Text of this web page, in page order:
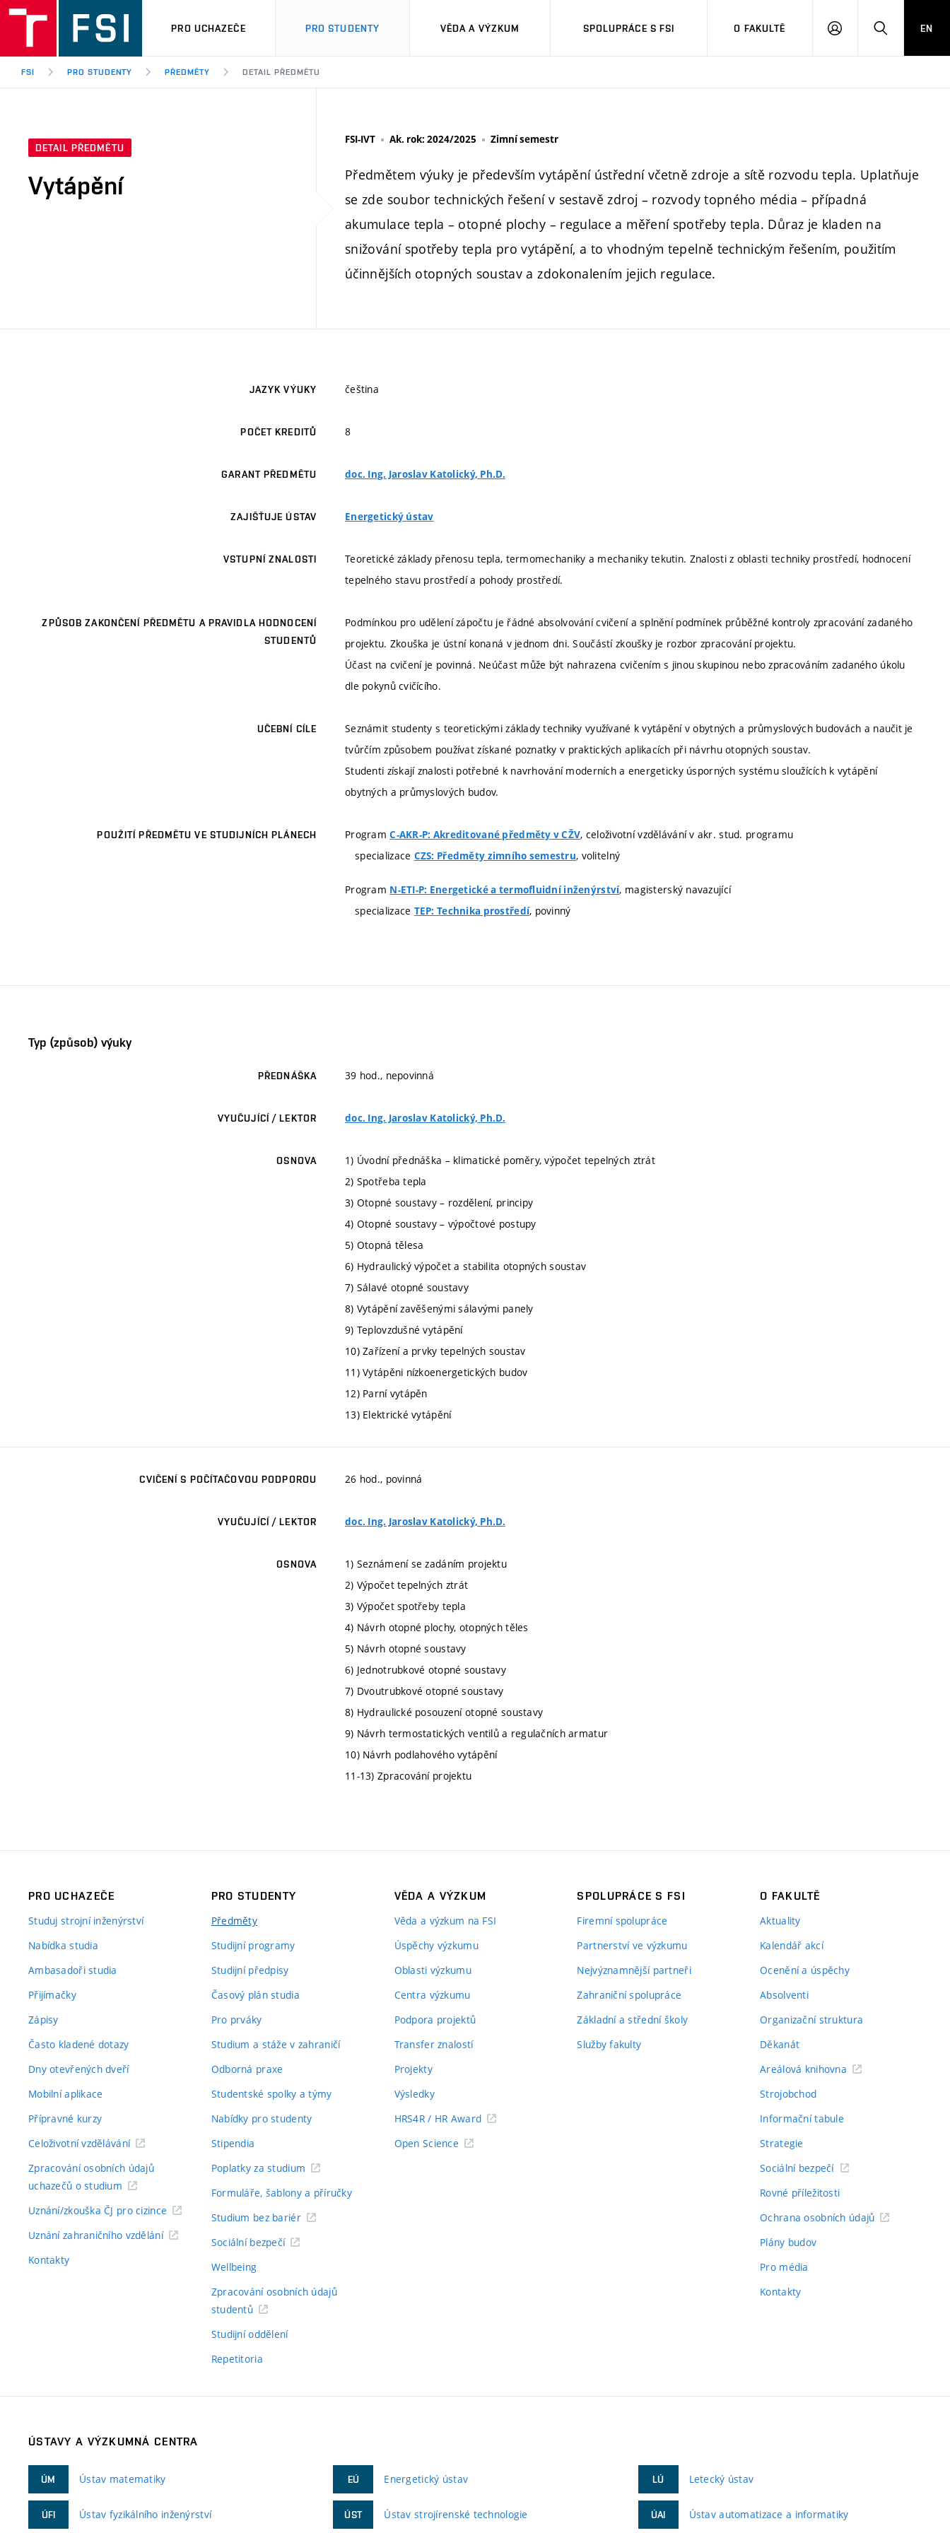
PRO UCHAZEČE PRO STUDENTY VĚDA A VÝZKUM SPOLUPRÁCE S FSI O FAKULTĚ
PŘIHLÁŠENÍHLEDAT
EN
FSI PRO STUDENTY PŘEDMĚTY DETAIL PŘEDMĚTU
DETAIL PŘEDMĚTU
Vytápění
FSI-IVT Ak. rok: 2024/2025 Zimní semestr
Předmětem výuky je především vytápění ústřední včetně zdroje a sítě rozvodu tepla. Uplatňuje
se zde soubor technických řešení v sestavě zdroj – rozvody topného média – případná
akumulace tepla – otopné plochy – regulace a měření spotřeby tepla. Důraz je kladen na
snižování spotřeby tepla pro vytápění, a to vhodným tepelně technickým řešením, použitím
účinnějších otopných soustav a zdokonalením jejich regulace.
JAZYK VÝUKY čeština
POČET KREDITŮ 8
GARANT PŘEDMĚTU doc. Ing. Jaroslav Katolický, Ph.D.
ZAJIŠŤUJE ÚSTAV Energetický ústav
VSTUPNÍ ZNALOSTI
Teoretické základy přenosu tepla, termomechaniky a mechaniky tekutin. Znalosti z oblasti techniky prostředí, hodnocení
tepelného stavu prostředí a pohody prostředí.
ZPŮSOB ZAKONČENÍ PŘEDMĚTU A PRAVIDLA HODNOCENÍ
STUDENTŮ
Podmínkou pro udělení zápočtu je řádné absolvování cvičení a splnění podmínek průběžné kontroly zpracování zadaného
projektu. Zkouška je ústní konaná v jednom dni. Součástí zkoušky je rozbor zpracování projektu.
Účast na cvičení je povinná. Neúčast může být nahrazena cvičením s jinou skupinou nebo zpracováním zadaného úkolu
dle pokynů cvičícího.
UČEBNÍ CÍLE
Seznámit studenty s teoretickými základy techniky využívané k vytápění v obytných a průmyslových budovách a naučit je
tvůrčím způsobem používat získané poznatky v praktických aplikacích při návrhu otopných soustav.
Studenti získají znalosti potřebné k navrhování moderních a energeticky úsporných systému sloužících k vytápění
obytných a průmyslových budov.
POUŽITÍ PŘEDMĚTU VE STUDIJNÍCH PLÁNECH ProgramC-AKR-P: Akreditované předměty v CŽV, celoživotní vzdělávání v akr. stud. programu
specializace CZS: Předměty zimního semestru, volitelný
Program N-ETI-P: Energetické a termofluidní inženýrství, magisterský navazující
specializace TEP: Technika prostředí, povinný
Typ (způsob) výuky
PŘEDNÁŠKA 39 hod., nepovinná
VYUČUJÍCÍ / LEKTOR doc. Ing. Jaroslav Katolický, Ph.D.
OSNOVA
1) Úvodní přednáška – klimatické poměry, výpočet tepelných ztrát
2) Spotřeba tepla
3) Otopné soustavy – rozdělení, principy
4) Otopné soustavy – výpočtové postupy
5) Otopná tělesa
6) Hydraulický výpočet a stabilita otopných soustav
7) Sálavé otopné soustavy
8) Vytápění zavěšenými sálavými panely
9) Teplovzdušné vytápění
10) Zařízení a prvky tepelných soustav
11) Vytápěni nízkoenergetických budov
12) Parní vytápěn
13) Elektrické vytápění
CVIČENÍ S POČÍTAČOVOU PODPOROU 26 hod., povinná
VYUČUJÍCÍ / LEKTOR doc. Ing. Jaroslav Katolický, Ph.D.
OSNOVA
1) Seznámení se zadáním projektu
2) Výpočet tepelných ztrát
3) Výpočet spotřeby tepla
4) Návrh otopné plochy, otopných těles
5) Návrh otopné soustavy
6) Jednotrubkové otopné soustavy
7) Dvoutrubkové otopné soustavy
8) Hydraulické posouzení otopné soustavy
9) Návrh termostatických ventilů a regulačních armatur
10) Návrh podlahového vytápění
11-13) Zpracování projektu
PRO UCHAZEČE
Studuj strojní inženýrství
Nabídka studia
Ambasadoři studia
Přijímačky
Zápisy
Často kladené dotazy
Dny otevřených dveří
Mobilní aplikace
Přípravné kurzy
Celoživotní vzdělávání
Zpracování osobních údajů
uchazečů o studium
Uznání/zkouška ČJ pro cizince
Uznání zahraničního vzdělání
Kontakty
PRO STUDENTY
Předměty
Studijní programy
Studijní předpisy
Časový plán studia
Pro prváky
Studium a stáže v zahraničí
Odborná praxe
Studentské spolky a týmy
Nabídky pro studenty
Stipendia
Poplatky za studium
Formuláře, šablony a příručky
Studium bez bariér
Sociální bezpečí
Wellbeing
Zpracování osobních údajů
studentů
Studijní oddělení
Repetitoria
VĚDA A VÝZKUM
Věda a výzkum na FSI
Úspěchy výzkumu
Oblasti výzkumu
Centra výzkumu
Podpora projektů
Transfer znalostí
Projekty
Výsledky
HRS4R / HR Award
Open Science
SPOLUPRÁCE S FSI
Firemní spolupráce
Partnerství ve výzkumu
Nejvýznamnější partneři
Zahraniční spolupráce
Základní a střední školy
Služby fakulty
O FAKULTĚ
Aktuality
Kalendář akcí
Ocenění a úspěchy
Absolventi
Organizační struktura
Děkanát
Areálová knihovna
Strojobchod
Informační tabule
Strategie
Sociální bezpečí
Rovné příležitosti
Ochrana osobních údajů
Plány budov
Pro média
Kontakty
ÚSTAVY A VÝZKUMNÁ CENTRA
ÚM Ústav matematiky
ÚFI Ústav fyzikálního inženýrství
EÚ Energetický ústav
ÚST Ústav strojírenské technologie
LÚ Letecký ústav
ÚAI Ústav automatizace a informatiky